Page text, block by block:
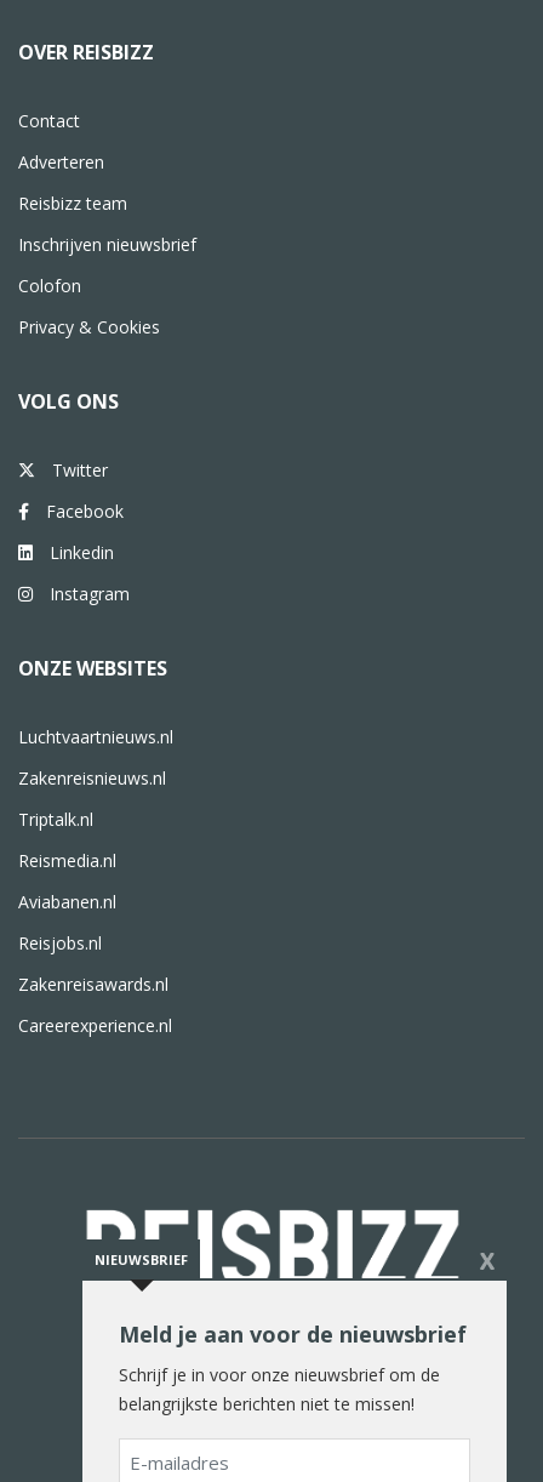
OVER REISBIZZ
Contact
Adverteren
Reisbizz team
Inschrijven nieuwsbrief
Colofon
Privacy & Cookies
VOLG ONS
Twitter
Facebook
Linkedin
Instagram
ONZE WEBSITES
Luchtvaartnieuws.nl
Zakenreisnieuws.nl
Triptalk.nl
Reismedia.nl
Aviabanen.nl
Reisjobs.nl
Zakenreisawards.nl
Careerexperience.nl
De reiswereld in woord en beeld
NIEUWSBRIEF X
Meld je aan voor de nieuwsbrief
Schrijf je in voor onze nieuwsbrief om de
belangrijkste berichten niet te missen!
E-